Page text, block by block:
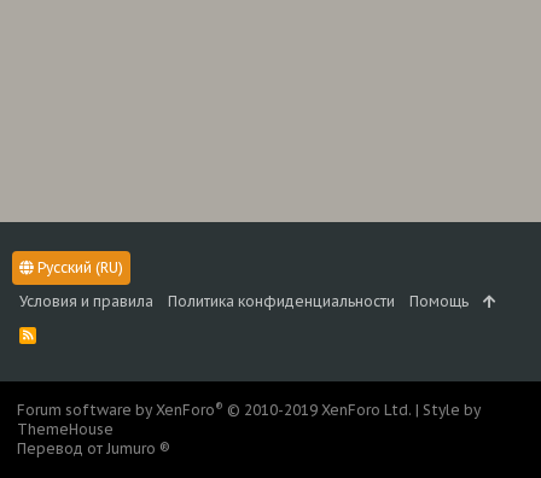
Русский (RU)
Условия и правила
Политика конфиденциальности Помощь
R
S
Forum software by XenForo® © 2010-2019 XenForo Ltd. | Style by
ThemeHouse
Перевод от Jumuro ®